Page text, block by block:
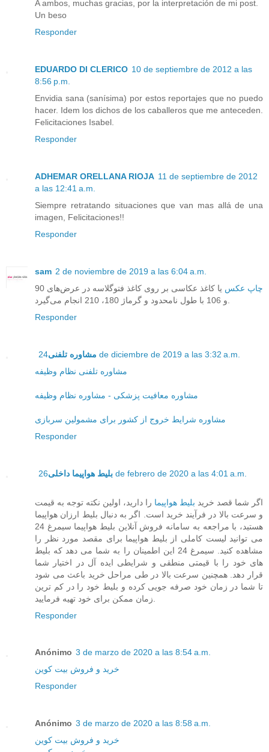
A ambos, muchas gracias, por la interpretación de mi post.
Un beso
Responder
EDUARDO DI CLERICO 10 de septiembre de 2012 a las
8:56 p.m.
Envidia sana (sanísima) por estos reportajes que no puedo
hacer. Idem los dichos de los caballeros que me anteceden.
Felicitaciones Isabel.
Responder
ADHEMAR ORELLANA RIOJA 11 de septiembre de 2012
a las 12:41 a.m.
Siempre retratando situaciones que van mas allá de una
imagen, Felicitaciones!!
Responder
sam 2 de noviembre de 2019 a las 6:04 a.m.
چاپ عکس
یا کاغذ عکاسی بر روی کاغذ فتوگلاسه در عرض‌های 90
Responder
مشاوره تلفنی 24 de diciembre de 2019 a las 3:32 a.m.
مشاوره تلفنی نظام وظیفه
مشاوره معافیت پزشکی - مشاوره نظام وظیفه
مشاوره شرایط خروج از کشور برای مشمولین سربازی
Responder
بلیط هواپیما داخلی 26 de febrero de 2020 a las 4:01 a.m.
اگر شما قصد خرید بلیط هواپیما را دارید، اولین نکته توجه به قیمت
و سرعت بالا در فرآیند خرید است. اگر به دنبال بلیط ارزان هواپیما
هستید، با مراجعه به سامانه فروش آنلاین بلیط هواپیما سیمرغ 24
می توانید لیست کاملی از بلیط هواپیما برای مقصد مورد نظر را
مشاهده کنید. سیمرغ 24 این اطمینان را به شما می دهد که بلیط
های خود را با قیمتی منطقی و شرایطی ایده آل در اختیار شما
قرار دهد. همچنین سرعت بالا در طی مراحل خرید باعث می شود
تا شما در زمان خود صرفه جویی کرده و بلیط خود را در کم ترین
Responder
Anónimo 3 de marzo de 2020 a las 8:54 a.m.
خرید و فروش بیت کوین
Responder
Anónimo 3 de marzo de 2020 a las 8:58 a.m.
خرید و فروش بیت کوین